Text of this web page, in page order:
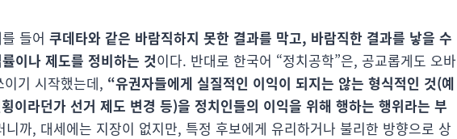
들어 쿠데타와 같은 바람직하지 못한 결과를 막고, 바람직한 결과를 낳을 수
이나 제도를 정비하는 것이다. 반대로 한국어 “정치공학”은, 공교롭게도 오바
기 시작했는데, “유권자들에게 실질적인 이익이 되지는 않는 형식적인 것(예
이라던가 선거 제도 변경 등)을 정치인들의 이익을 위해 행하는 행위라는 부
까, 대세에는 지장이 없지만, 특정 후보에게 유리하거나 불리한 방향으로 상